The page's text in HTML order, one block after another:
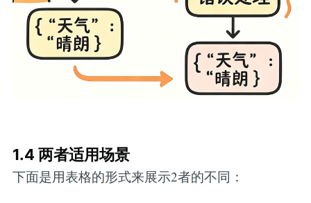
1.4 两者适用场景
下面是用表格的形式来展示2者的不同：